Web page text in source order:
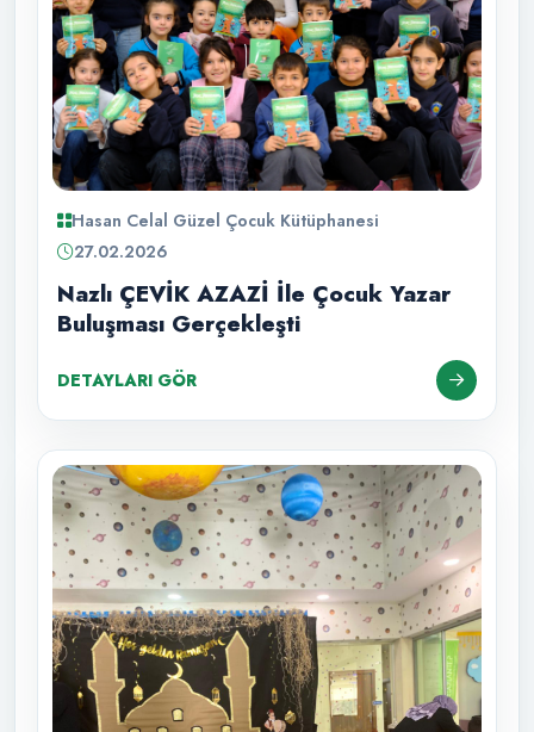
Hasan Celal Güzel Çocuk Kütüphanesi
27.02.2026
Nazlı ÇEVİK AZAZİ İle Çocuk Yazar
Buluşması Gerçekleşti
DETAYLARI GÖR